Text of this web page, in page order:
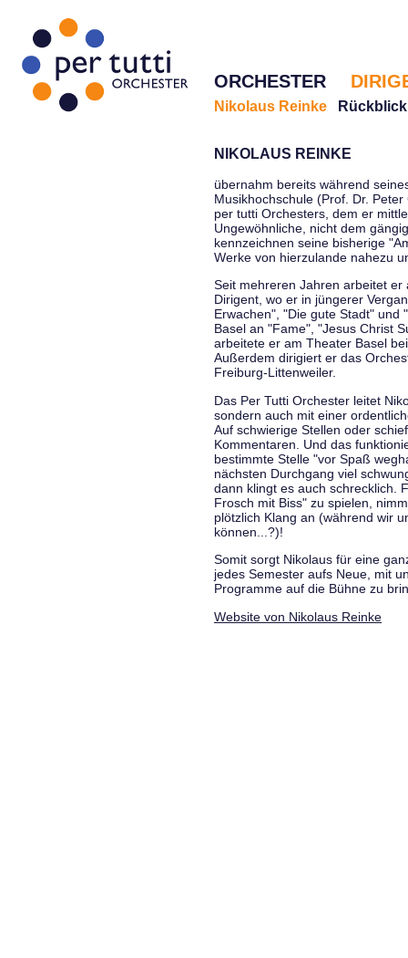
ORCHESTER
Nikolaus Reinke Rückblick
NIKOLAUS REINKE
übernahm bereits während
Musikhochschule (Prof. Dr.
per tutti Orchesters, dem er
Ungewöhnliche, nicht dem
kennzeichnen seine bisherige
Werke von hierzulande nahezu
Seit mehreren Jahren arbeitet
Dirigent, wo er in jüngerer
Erwachen", "Die gute Stadt" und
Basel an "Fame", "Jesus Christ
arbeitete er am Theater Basel
Außerdem dirigiert er das
Freiburg-Littenweiler.
Das Per Tutti Orchester leitet
sondern auch mit einer
Auf schwierige Stellen oder
Kommentaren. Und das
bestimmte Stelle "vor Spaß
nächsten Durchgang viel
dann klingt es auch schrecklich.
Frosch mit Biss" zu spielen,
plötzlich Klang an (während wir
können...?)!
Somit sorgt Nikolaus für eine
jedes Semester aufs Neue, mit
Programme auf die Bühne zu
Website von Nikolaus Reinke